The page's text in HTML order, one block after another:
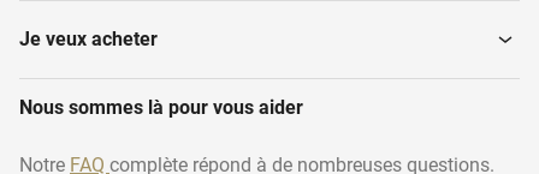
Je veux acheter
Nous sommes là pour vous aider
Notre FAQ complète répond à de nombreuses questions.